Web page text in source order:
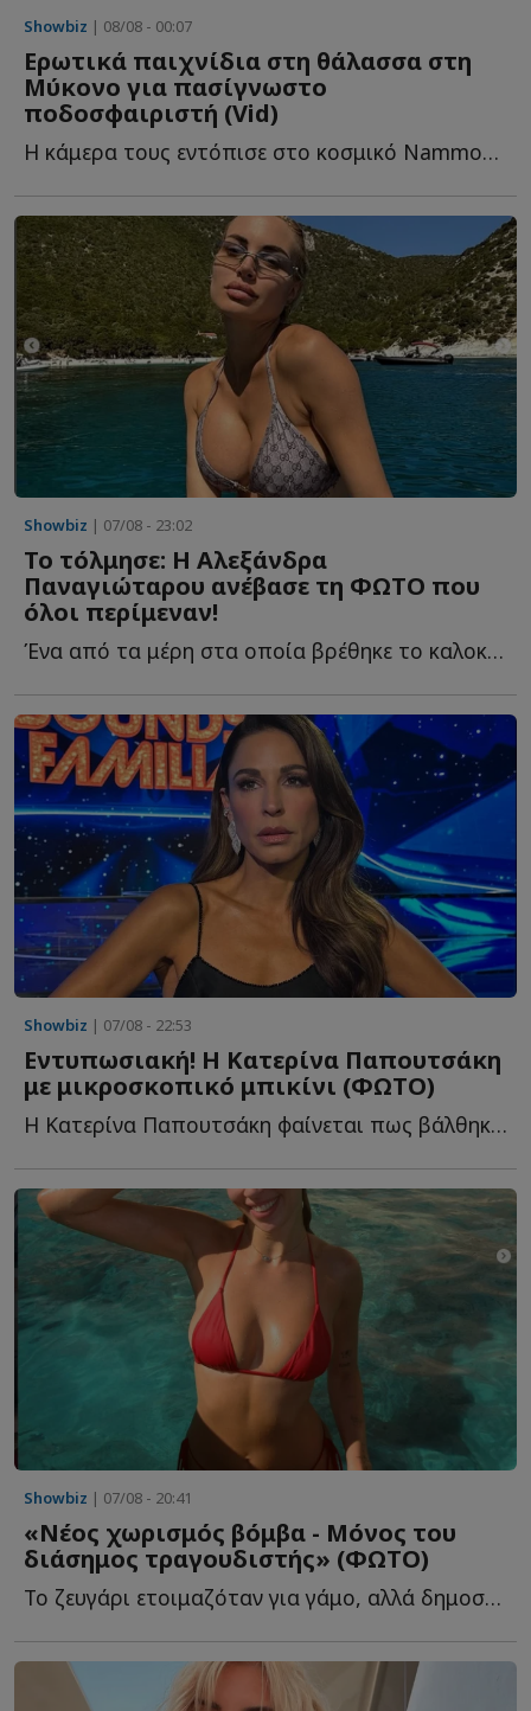
Showbiz | 08/08 - 00:07
Ερωτικά παιχνίδια στη θάλασσα στη
Μύκονο για πασίγνωστο
ποδοσφαιριστή (Vid)
Η κάμερα τους εντόπισε στο κοσμικό Nammos που συγκεντρώνει π...
Showbiz | 07/08 - 23:02
Το τόλμησε: Η Αλεξάνδρα
Παναγιώταρου ανέβασε τη ΦΩΤΟ που
όλοι περίμεναν!
Ένα από τα μέρη στα οποία βρέθηκε το καλοκαίρι η Αλεξάνδρα Π...
Showbiz | 07/08 - 22:53
Εντυπωσιακή! Η Κατερίνα Παπουτσάκη
με μικροσκοπικό μπικίνι (ΦΩΤΟ)
Η Κατερίνα Παπουτσάκη φαίνεται πως βάλθηκε να μαγνητίσει μ...
Showbiz | 07/08 - 20:41
«Νέος χωρισμός βόμβα - Μόνος του
διάσημος τραγουδιστής» (ΦΩΤΟ)
Το ζευγάρι ετοιμαζόταν για γάμο, αλλά δημοσίευμα τους θ...